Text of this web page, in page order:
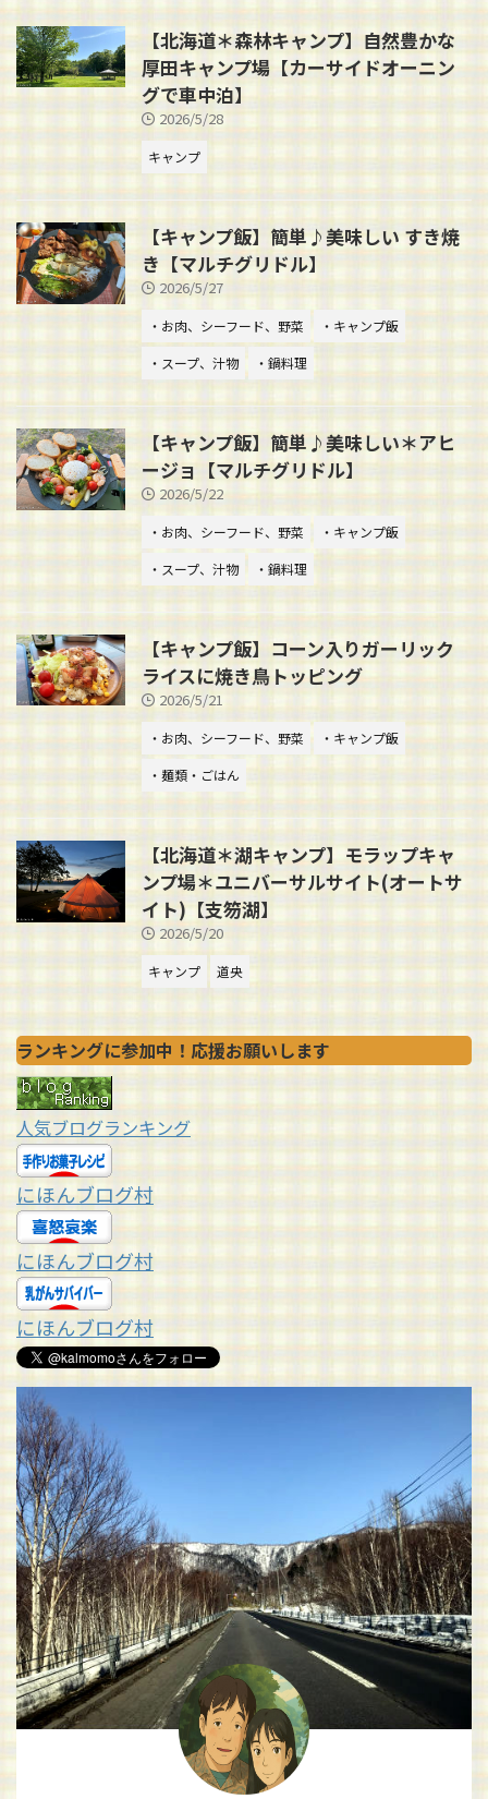
【北海道＊森林キャンプ】自然豊かな
厚田キャンプ場【カーサイドオーニン
グで車中泊】
2026/5/28
キャンプ
【キャンプ飯】簡単♪美味しい すき焼
き【マルチグリドル】
2026/5/27
・お肉、シーフード、野菜
・キャンプ飯
・スープ、汁物
・鍋料理
【キャンプ飯】簡単♪美味しい＊アヒ
ージョ【マルチグリドル】
2026/5/22
・お肉、シーフード、野菜
・キャンプ飯
・スープ、汁物
・鍋料理
【キャンプ飯】コーン入りガーリック
ライスに焼き鳥トッピング
2026/5/21
・お肉、シーフード、野菜
・キャンプ飯
・麺類・ごはん
【北海道＊湖キャンプ】モラップキャ
ンプ場＊ユニバーサルサイト(オートサ
イト)【支笏湖】
2026/5/20
キャンプ 道央
ランキングに参加中！応援お願いします
人気ブログランキング
にほんブログ村
にほんブログ村
にほんブログ村